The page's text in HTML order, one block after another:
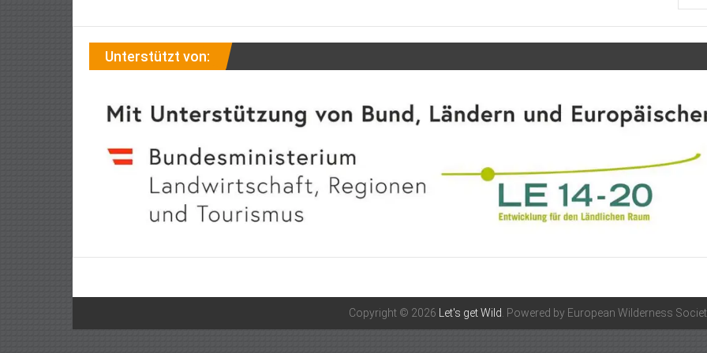
Unterstützt von:
Copyright © 2026 Let's get Wild . Powered by European Wilderness